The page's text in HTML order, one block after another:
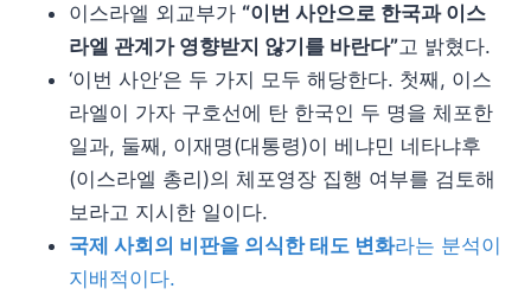
이스라엘 외교부가 “이번 사안으로 한국과 이스
라엘 관계가 영향받지 않기를 바란다”고 밝혔다.
‘이번 사안’은 두 가지 모두 해당한다. 첫째, 이스
라엘이 가자 구호선에 탄 한국인 두 명을 체포한
일과, 둘째, 이재명(대통령)이 베냐민 네타냐후
(이스라엘 총리)의 체포영장 집행 여부를 검토해
보라고 지시한 일이다.
국제 사회의 비판을 의식한 태도 변화라는 분석이
지배적이다.